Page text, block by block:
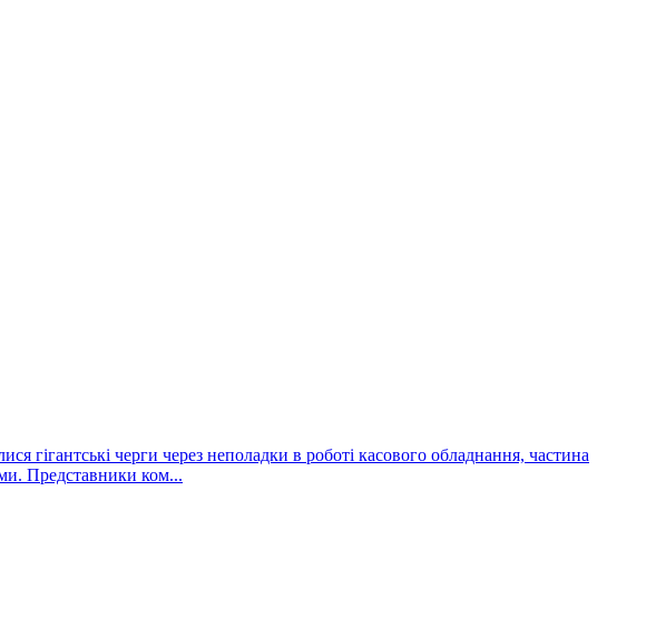
гігантські черги через неполадки в роботі касового обладнання, частина
Представники ком...